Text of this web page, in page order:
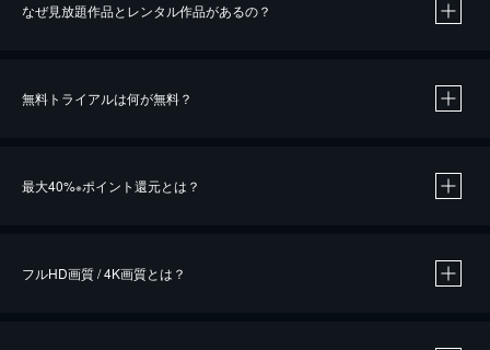
なぜ見放題作品とレンタル作品があるの？
無料トライアルは何が無料？
最大40%※ポイント還元とは？
フルHD画質 / 4K画質とは？